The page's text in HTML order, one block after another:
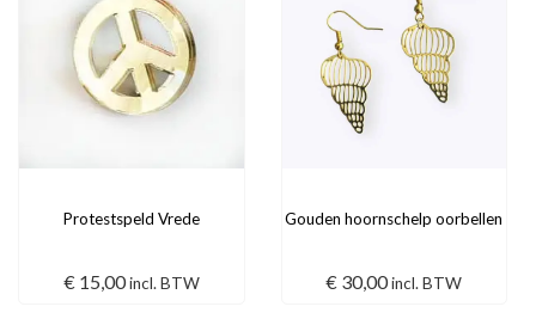
Protestspeld Vrede
€ 15,00 incl. BTW
Gouden hoornschelp oorbellen
€ 30,00incl. BTW